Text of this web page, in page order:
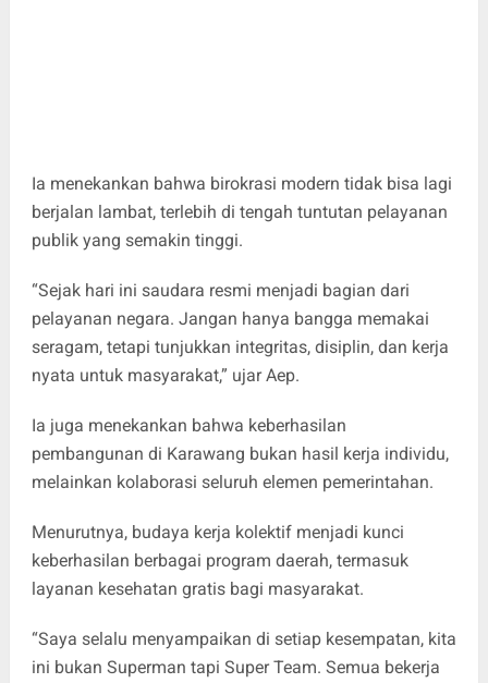
Ia menekankan bahwa birokrasi modern tidak bisa lagi
berjalan lambat, terlebih di tengah tuntutan pelayanan
publik yang semakin tinggi.
“Sejak hari ini saudara resmi menjadi bagian dari
pelayanan negara. Jangan hanya bangga memakai
seragam, tetapi tunjukkan integritas, disiplin, dan kerja
nyata untuk masyarakat,” ujar Aep.
Ia juga menekankan bahwa keberhasilan
pembangunan di Karawang bukan hasil kerja individu,
melainkan kolaborasi seluruh elemen pemerintahan.
Menurutnya, budaya kerja kolektif menjadi kunci
keberhasilan berbagai program daerah, termasuk
layanan kesehatan gratis bagi masyarakat.
“Saya selalu menyampaikan di setiap kesempatan, kita
ini bukan Superman tapi Super Team. Semua bekerja